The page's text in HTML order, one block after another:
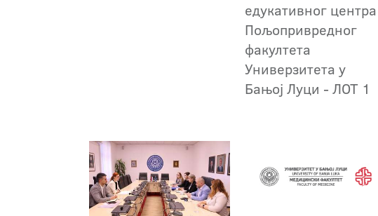
едукативног центра
Пољопривредног
факултета
Универзитета у
Бањој Луци - ЛОТ 1